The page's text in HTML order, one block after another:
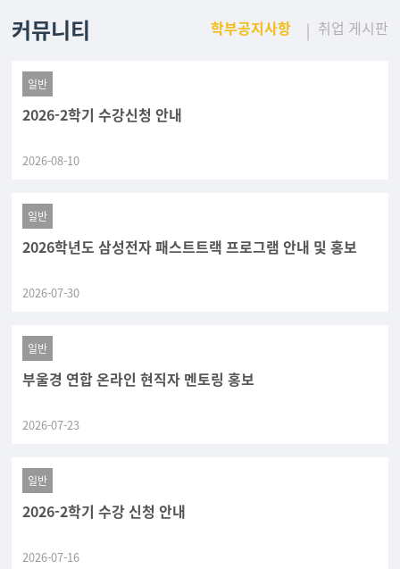
커뮤니티 학부공지사항 취업 게시판
일반
2026-2학기 수강신청 안내
2026-08-10
일반
2026학년도 삼성전자 패스트트랙 프로그램 안내 및 홍보
2026-07-30
일반
부울경 연합 온라인 현직자 멘토링 홍보
2026-07-23
일반
2026-2학기 수강 신청 안내
2026-07-16